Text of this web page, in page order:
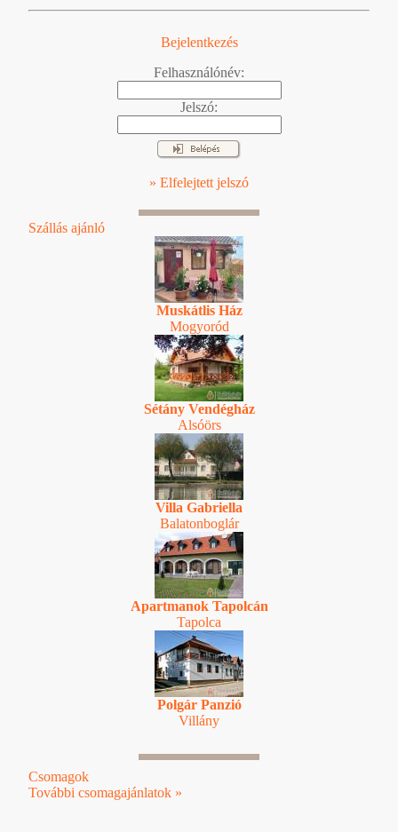
Bejelentkezés
Felhasználónév:
Jelszó:
» Elfelejtett jelszó
Szállás ajánló
Muskátlis Ház
Mogyoród
Sétány Vendégház
Alsóörs
Villa Gabriella
Balatonboglár
Apartmanok Tapolcán
Tapolca
Polgár Panzió
Villány
Csomagok
További csomagajánlatok »